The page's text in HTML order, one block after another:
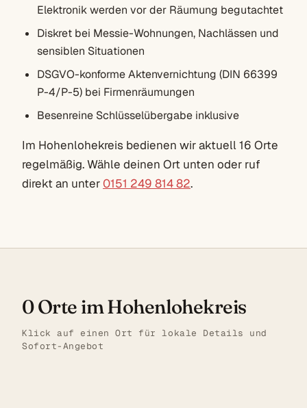
Elektronik werden vor der Räumung begutachtet
Diskret bei Messie-Wohnungen, Nachlässen und
sensiblen Situationen
DSGVO-konforme Aktenvernichtung (DIN 66399
P-4/P-5) bei Firmenräumungen
Besenreine Schlüsselübergabe inklusive
Im Hohenlohekreis bedienen wir aktuell 16 Orte
regelmäßig. Wähle deinen Ort unten oder ruf
direkt an unter 0151 249 814 82.
0 Orte im Hohenlohekreis
Klick auf einen Ort für lokale Details und
Sofort-Angebot